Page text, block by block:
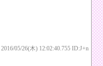
2016/05/26(木) 12:02:40.755 ID:J+n